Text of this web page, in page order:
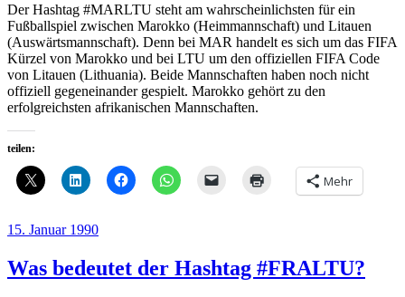
Der Hashtag #MARLTU steht am wahrscheinlichsten für ein
Fußballspiel zwischen Marokko (Heimmannschaft) und Litauen
(Auswärtsmannschaft). Denn bei MAR handelt es sich um das FIFA
Kürzel von Marokko und bei LTU um den offiziellen FIFA Code
von Litauen (Lithuania). Beide Mannschaften haben noch nicht
offiziell gegeneinander gespielt. Marokko gehört zu den
erfolgreichsten afrikanischen Mannschaften.
teilen:
Mehr
Veröffentlicht
15. Januar 1990
Was bedeutet der Hashtag #FRALTU?